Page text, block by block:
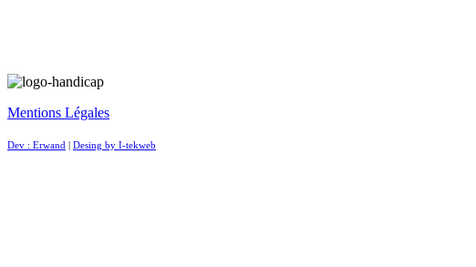
Mentions Légales
Dev : Erwand Desing by I-tekweb